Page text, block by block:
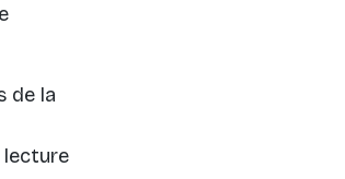
de la
lecture